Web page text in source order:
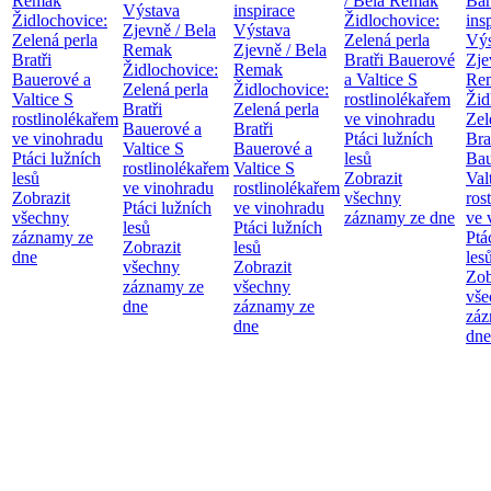
Židlochovice:
Zelená perla
Bratři
Bauerové a
Valtice S
rostlinolékařem
ve vinohradu
Ptáci lužních
lesů
Zobrazit
všechny
záznamy ze
dne
Výstava
Zjevně / Bela
Remak
Židlochovice:
Zelená perla
Bratři
Bauerové a
Valtice S
rostlinolékařem
ve vinohradu
Ptáci lužních
lesů
Zobrazit
všechny
záznamy ze
dne
inspirace
Výstava
Zjevně / Bela
Remak
Židlochovice:
Zelená perla
Bratři
Bauerové a
Valtice S
rostlinolékařem
ve vinohradu
Ptáci lužních
lesů
Zobrazit
všechny
záznamy ze
dne
Židlochovice:
Zelená perla
Bratři Bauerové
a Valtice S
rostlinolékařem
ve vinohradu
Ptáci lužních
lesů
Zobrazit
všechny
záznamy ze dne ve
dne